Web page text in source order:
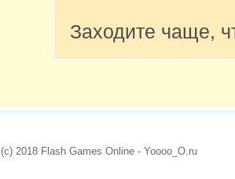
Заходите чаще,
(c) 2018 Flash Games Online - Yoooo_O.ru